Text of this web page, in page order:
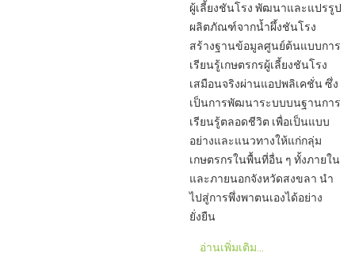
ผู้เลี้ยงชันโรง พัฒนาและแปรรูป
ผลิตภัณฑ์จากน้ำผึ้งชันโรง
สร้างฐานข้อมูลศูนย์ต้นแบบการ
เรียนรู้เกษตรกรผู้เลี้ยงชันโรง
เสมือนจริงผ่านแอปพลิเคชั่น ซึ่ง
เป็นการพัฒนาระบบบนฐานการ
เรียนรู้ตลอดชีวิต เพื่อเป็นแบบ
อย่างและแนวทางให้แก่กลุ่ม
เกษตรกรในพื้นที่อื่น ๆ ทั้งภายใน
และภายนอกจังหวัดสงขลา นำ
ไปสู่การพึ่งพาตนเองได้อย่าง
ยั่งยืน
อ่านเพิ่มเติม...